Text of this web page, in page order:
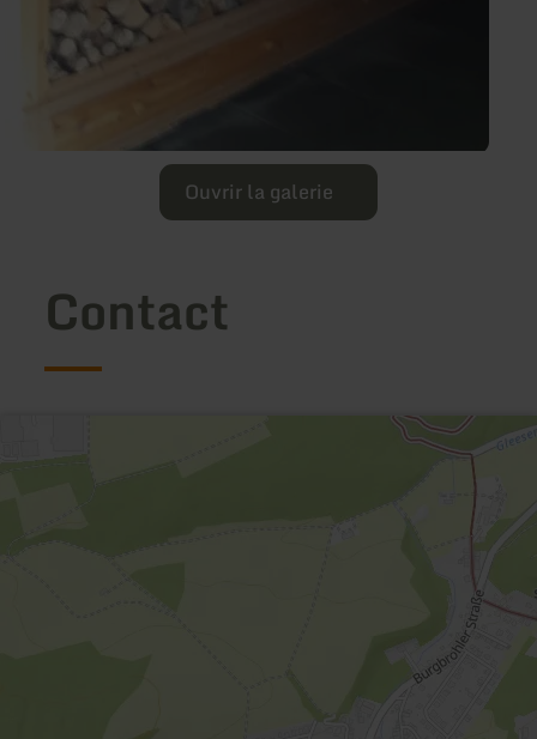
Ouvrir la galerie
Contact